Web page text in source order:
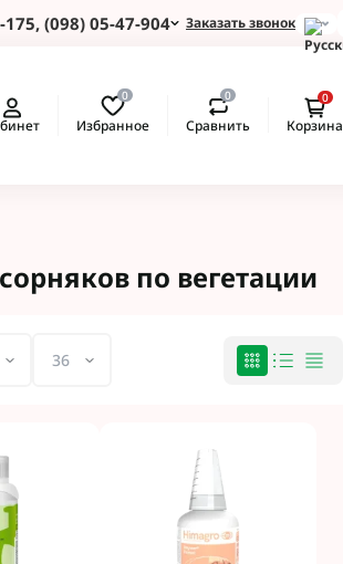
(098) 05-47-904 Заказать звонок
0
Избранное
0
Сравнить
0
Корзина
для Пшеницы
для Подсолнуха
Картофеля
Пест ЮА
по вегетации